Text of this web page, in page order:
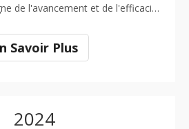
de l'avancement et de l'efficacité
création de panneaux de marbre
qui imitent l'apparition du marbre
Savoir Plus
2024